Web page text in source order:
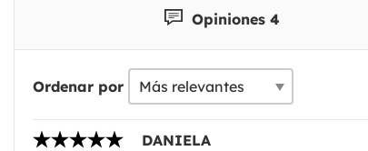
Opiniones 4
Ordenar por
DANIELA